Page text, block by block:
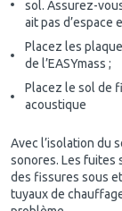
sol. Assurez-
ait pas d’espace
Placez les
de l’EASYmass ;
Placez le sol de
acoustique
Avec l’isolation du
sonores. Les fuites
des fissures sous
tuyaux de